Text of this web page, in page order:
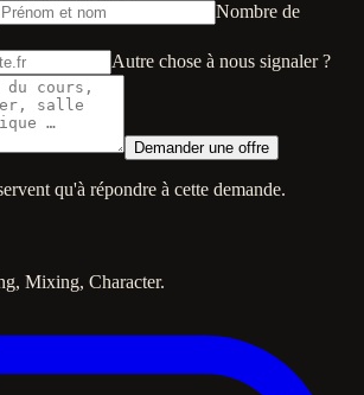
Nombre de
Autre chose à nous signaler ?
Demander une offre
qu'à répondre à cette demande.
Mixing, Character.